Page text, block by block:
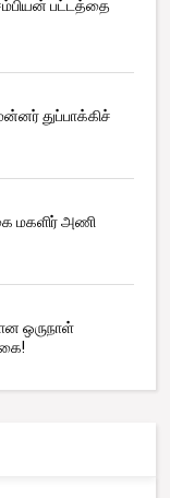
பட்டத்தை
துப்பாக்கிச்
மகளிர் அணி
ஒருநாள்